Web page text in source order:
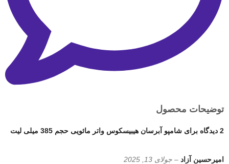
توضیحات محصول
2 دیدگاه برای شامپو آبرسان هیبیسکوس واتر مائویی حجم 385 میلی لیت
امیرحسین آزاد – جولای 13, 2025